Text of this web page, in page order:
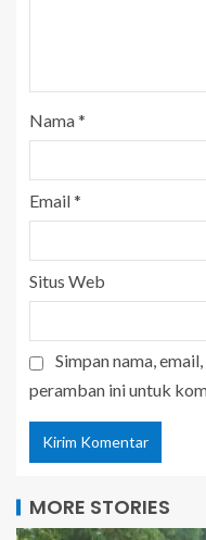
Nama*
Email*
Situs Web
Simpan nama,
peramban ini untuk
MORE STORIES